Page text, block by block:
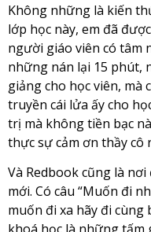
Không những là kiến
lớp học này, em đã
người giáo viên có tâm
những nán lại 15 phút,
giảng cho học viên,
truyền cái lửa ấy cho
trị mà không tiền bạc
thực sự cảm ơn thầy cô
Và Redbook cũng là
mới. Có câu “Muốn đi
muốn đi xa hãy đi cùng